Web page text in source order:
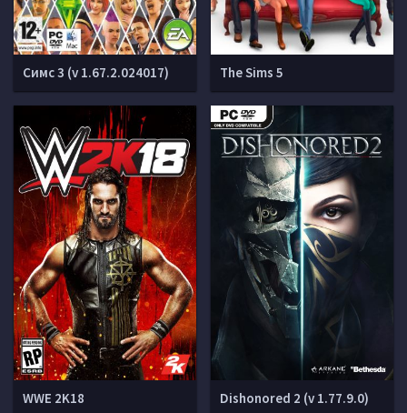
Симс 3 (v 1.67.2.024017) The Sims 5
WWE 2K18 Dishonored 2 (v 1.77.9.0)